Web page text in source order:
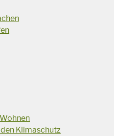
Klimaschutz